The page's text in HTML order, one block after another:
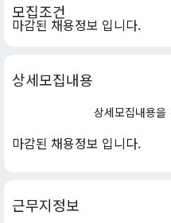
모집조건
마감된 채용정보 입니다.
상세모집내용
상세모집내용을
마감된 채용정보 입니다.
근무지정보